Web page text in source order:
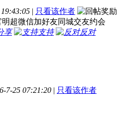
| 只看该作者
超微信加好友同城交友约会
享 支持
反对
7-25 07:21:20 | 只看该作者